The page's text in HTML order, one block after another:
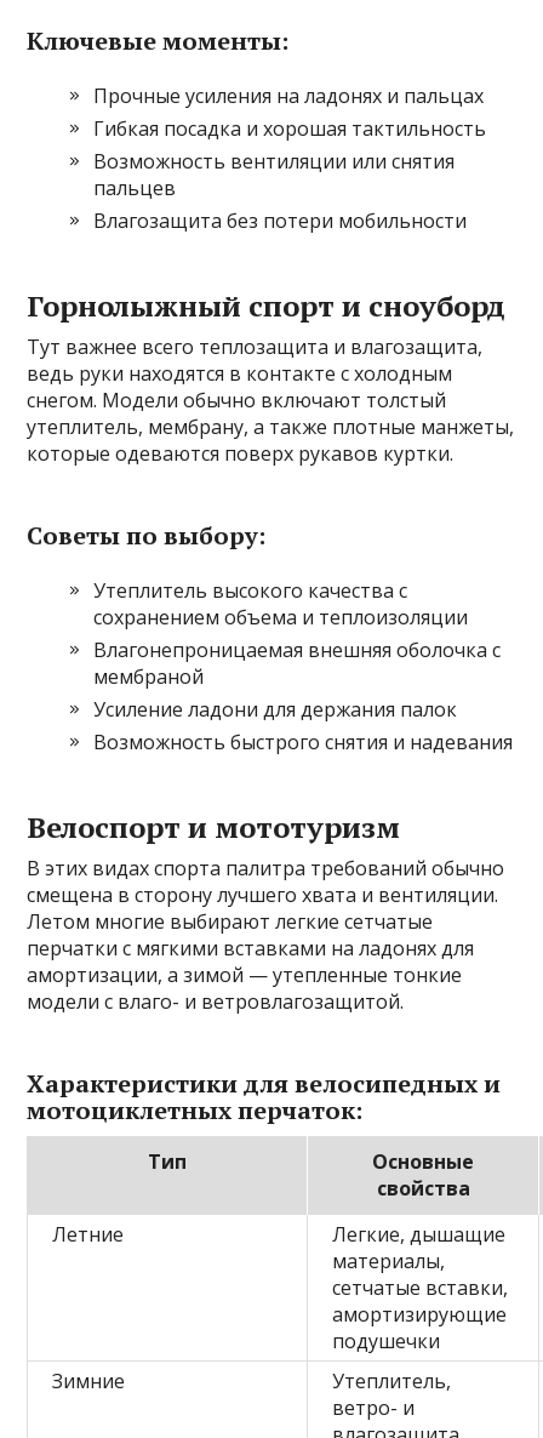
Ключевые моменты:
Прочные усиления на ладонях и пальцах
Гибкая посадка и хорошая тактильность
Возможность вентиляции или снятия
пальцев
Влагозащита без потери мобильности
Горнолыжный спорт и сноуборд
Тут важнее всего теплозащита и влагозащита,
ведь руки находятся в контакте с холодным
снегом. Модели обычно включают толстый
утеплитель, мембрану, а также плотные манжеты,
которые одеваются поверх рукавов куртки.
Советы по выбору:
Утеплитель высокого качества с
сохранением объема и теплоизоляции
Влагонепроницаемая внешняя оболочка с
мембраной
Усиление ладони для держания палок
Возможность быстрого снятия и надевания
Велоспорт и мототуризм
В этих видах спорта палитра требований обычно
смещена в сторону лучшего хвата и вентиляции.
Летом многие выбирают легкие сетчатые
перчатки с мягкими вставками на ладонях для
амортизации, а зимой — утепленные тонкие
модели с влаго- и ветровлагозащитой.
Характеристики для велосипедных и
мотоциклетных перчаток:
Тип
Основные
свойства
Летние
Легкие, дышащие
материалы,
сетчатые вставки,
амортизирующие
подушечки
Зимние
Утеплитель,
ветро- и